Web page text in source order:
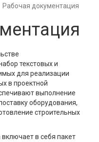
Рабочая документация
текстовых и
для реализации
в проектной
выполнение
оборудования,
строительных
в себя пакет